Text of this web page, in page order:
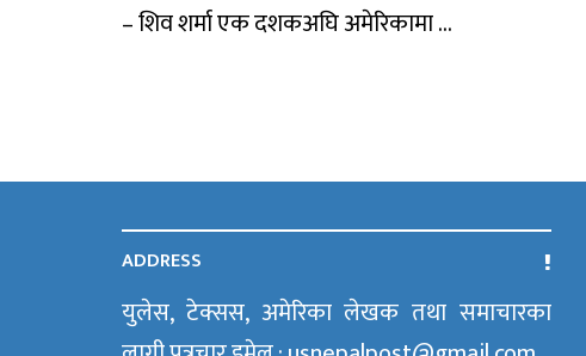
– शिव शर्मा एक दशकअघि अमेरिकामा ...
ADDRESS
युलेस, टेक्सस, अमेरिका लेखक तथा समाचारका